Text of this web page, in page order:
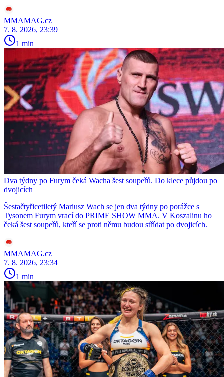
MMAMAG.cz
7. 8. 2026, 23:39
1 min
Dva týdny po Furym čeká Wacha šest soupeřů. Do klece půjdou po
dvojicích
Šestačtyřicetiletý Mariusz Wach se jen dva týdny po porážce s
Tysonem Furym vrací do PRIME SHOW MMA. V Koszalinu ho
čeká šest soupeřů, kteří se proti němu budou střídat po dvojicích.
MMAMAG.cz
7. 8. 2026, 23:34
1 min